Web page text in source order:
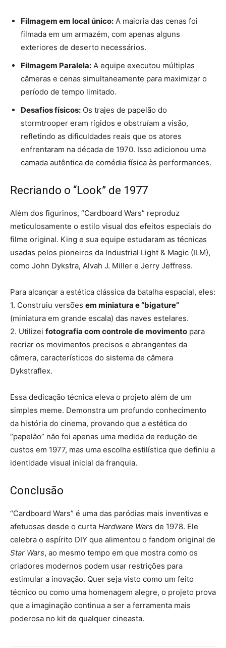
Filmagem em local único: A maioria das cenas foi
filmada em um armazém, com apenas alguns
exteriores de deserto necessários.
Filmagem Paralela: A equipe executou múltiplas
câmeras e cenas simultaneamente para maximizar o
período de tempo limitado.
Desafios físicos: Os trajes de papelão do
stormtrooper eram rígidos e obstruíam a visão,
refletindo as dificuldades reais que os atores
enfrentaram na década de 1970. Isso adicionou uma
camada autêntica de comédia física às performances.
Recriando o “Look” de 1977
Além dos figurinos, “Cardboard Wars” reproduz
meticulosamente o estilo visual dos efeitos especiais do
filme original. King e sua equipe estudaram as técnicas
usadas pelos pioneiros da Industrial Light & Magic (ILM),
como John Dykstra, Alvah J. Miller e Jerry Jeffress.
Para alcançar a estética clássica da batalha espacial, eles:
1. Construiu versões em miniatura e “bigature”
(miniatura em grande escala) das naves estelares.
2. Utilizei fotografia com controle de movimento para
recriar os movimentos precisos e abrangentes da
câmera, característicos do sistema de câmera
Dykstraflex.
Essa dedicação técnica eleva o projeto além de um
simples meme. Demonstra um profundo conhecimento
da história do cinema, provando que a estética do
“papelão” não foi apenas uma medida de redução de
custos em 1977, mas uma escolha estilística que definiu a
identidade visual inicial da franquia.
Conclusão
“Cardboard Wars” é uma das paródias mais inventivas e
afetuosas desde o curta Hardware Wars de 1978. Ele
celebra o espírito DIY que alimentou o fandom original de
Star Wars, ao mesmo tempo em que mostra como os
criadores modernos podem usar restrições para
estimular a inovação. Quer seja visto como um feito
técnico ou como uma homenagem alegre, o projeto prova
que a imaginação continua a ser a ferramenta mais
poderosa no kit de qualquer cineasta.